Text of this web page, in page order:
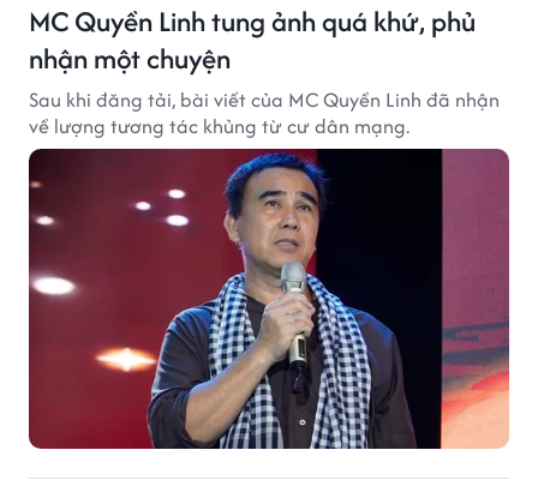
MC Quyền Linh tung ảnh quá khứ, phủ
nhận một chuyện
Sau khi đăng tải, bài viết của MC Quyền Linh đã nhận
về lượng tương tác khủng từ cư dân mạng.